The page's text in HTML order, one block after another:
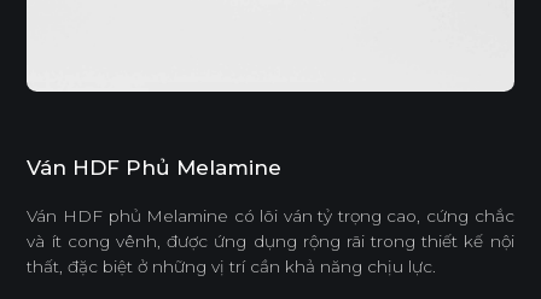
Ván HDF Phủ Melamine
Ván HDF phủ Melamine có lõi ván tỷ trọng cao, cứng chắc
và ít cong vênh, được ứng dụng rộng rãi trong thiết kế nội
thất, đặc biệt ở những vị trí cần khả năng chịu lực.